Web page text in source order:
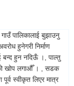
पालिकालाई बुझाउनु
हुनेगरी निर्माण
बन्द हुन नदिऊँ ।, पाल्तु
खोप लगाऔँ । , सडक
पूर्व स्वीकृत लिएर मात्र